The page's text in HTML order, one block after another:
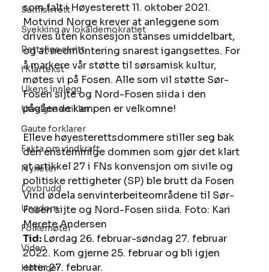
Samisk rett
Svekking av lokaldemokratiet
Rettslige skritt
i Klartekst
Ukens innlegg
Utvalgte artikler
Gaute forklarer
Fakta om vindkraft
Nyheter
Lovbrudd
Ungdom
Folkemøter
Video
Høringer
som falt i Høyesterett 11. oktober 2021.
Motvind Norge krever at anleggene som
drives uten konsesjon stanses umiddelbart,
og at nedmontering snarest igangsettes. For
å markere vår støtte til sørsamisk kultur,
møtes vi på Fosen. Alle som vil støtte Sør-
Fosen sijte og Nord-Fosen siida i den
pågående kampen er velkomne!
Elleve høyesterettsdommere stiller seg bak
den enstemmige dommen som gjør det klart
at artikkel 27 i FNs konvensjon om sivile og
politiske rettigheter (SP) ble brutt da Fosen
Vind ødela senvinterbeiteområdene til Sør-
Fosen sijte og Nord-Fosen siida. Foto: Kari
Merete Andersen
Tid: Lørdag 26. februar-søndag 27. februar
2022. Kom gjerne 25. februar og bli igjen
etter 27. februar.